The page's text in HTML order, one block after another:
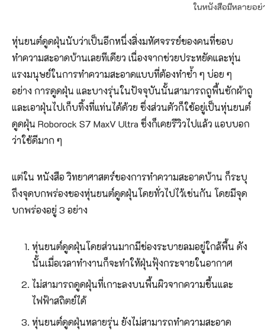
ในหนังสือมีหลายอ
หุ่นยนต์ดูดฝุ่นนับว่าเป็นอีกหนึ่งสิ่งมหัศจรรย์ของคนที่ชอบ
ทำความสะอาดบ้านเลยทีเดียว เนื่องจากช่วยประหยัดและทุ่น
แรงมนุษย์ในการทำความสะอาดแบบที่ต้องทำซ้ำ ๆ บ่อย ๆ
อย่าง การดูดฝุ่น และบางรุ่นในปัจจุบันนั้นสามารถถูพื้นซักผ้าถู
และเอาฝุ่นไปเก็บทิ้งที่แท่นได้ด้วย ซึ่งส่วนตัวก็ใช้อยู่เป็นหุ่นยนต์
ดูดฝุ่น Roborock S7 MaxV Ultra ซึ่งก็เคยรีวิวไปแล้ว แอบบอก
ว่าใช้ดีมาก ๆ
แต่ใน หนังสือ วิทยาศาสตร์ของการทำความสะอาดบ้าน ก็ระบุ
ถึงจุดบกพร่องของหุ่นยนต์ดูดฝุ่นโดยทั่วไปไว้เช่นกัน โดยมีจุด
บกพร่องอยู่ 3 อย่าง
หุ่นยนต์ดูดฝุ่นโดยส่วนมากมีช่องระบายลมอยู่ใกล้พื้น ดัง
นั้นเมื่อเวลาทำงานก็จะทำให้ฝุ่นฟุ้งกระจายในอากาศ
ไม่สามารถดูดฝุ่นที่เกาะลงบนพื้นผิวจากความชื้นและ
ไฟฟ้าสถิตย์ได้
หุ่นยนต์ดูดฝุ่นหลายรุ่น ยังไม่สามารถทำความสะอาด